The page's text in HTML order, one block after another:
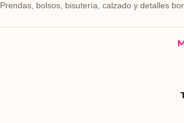
Prendas, bolsos, bisutería, calzado y detalles